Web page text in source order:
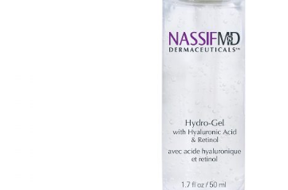
TOEVOEGEN AAN WINKELWAGEN